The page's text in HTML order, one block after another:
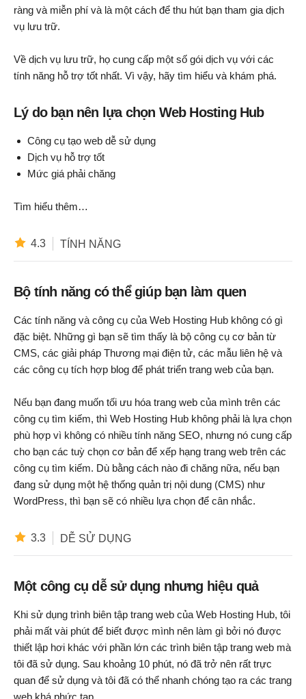
ràng và miễn phí và là một cách để thu hút bạn tham gia dịch
vụ lưu trữ.
Về dịch vụ lưu trữ, họ cung cấp một số gói dịch vụ với các
tính năng hỗ trợ tốt nhất. Vì vậy, hãy tìm hiểu và khám phá.
Lý do bạn nên lựa chọn Web Hosting Hub
Công cụ tạo web dễ sử dụng
Dịch vụ hỗ trợ tốt
Mức giá phải chăng
Tìm hiểu thêm…
4.3 TÍNH NĂNG
Bộ tính năng có thể giúp bạn làm quen
Các tính năng và công cụ của Web Hosting Hub không có gì
đặc biệt. Những gì bạn sẽ tìm thấy là bộ công cụ cơ bản từ
CMS, các giải pháp Thương mại điện tử, các mẫu liên hệ và
các công cụ tích hợp blog để phát triển trang web của bạn.
Nếu bạn đang muốn tối ưu hóa trang web của mình trên các
công cụ tìm kiếm, thì Web Hosting Hub không phải là lựa chọn
phù hợp vì không có nhiều tính năng SEO, nhưng nó cung cấp
cho bạn các tuỳ chọn cơ bản để xếp hạng trang web trên các
công cụ tìm kiếm. Dù bằng cách nào đi chăng nữa, nếu bạn
đang sử dụng một hệ thống quản trị nội dung (CMS) như
WordPress, thì bạn sẽ có nhiều lựa chọn để cân nhắc.
3.3 DỄ SỬ DỤNG
Một công cụ dễ sử dụng nhưng hiệu quả
Khi sử dụng trình biên tập trang web của Web Hosting Hub, tôi
phải mất vài phút để biết được mình nên làm gì bởi nó được
thiết lập hơi khác với phần lớn các trình biên tập trang web mà
tôi đã sử dụng. Sau khoảng 10 phút, nó đã trở nên rất trực
quan để sử dụng và tôi đã có thể nhanh chóng tạo ra các trang
web khá phức tạp.